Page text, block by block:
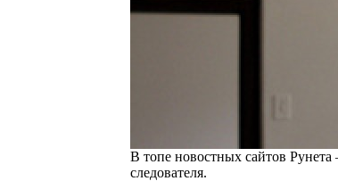
В топе новостных сайтов Рунета
следователя.